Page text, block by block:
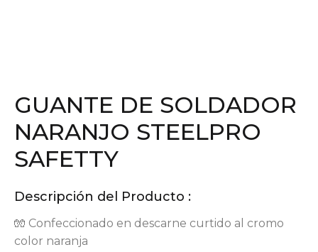
GUANTE DE SOLDADOR
NARANJO STEELPRO
SAFETTY
Descripción del Producto :
🧤 Confeccionado en descarne curtido al cromo
color naranja